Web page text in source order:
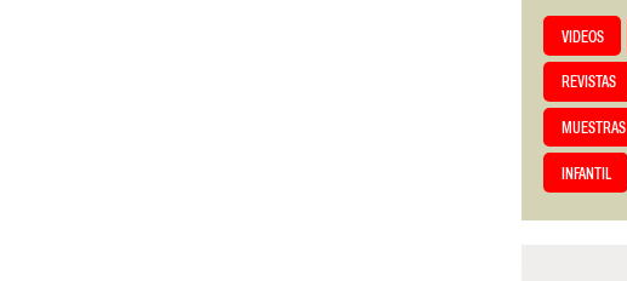
VIDEOS
REVISTAS
MUESTRAS
INFANTIL